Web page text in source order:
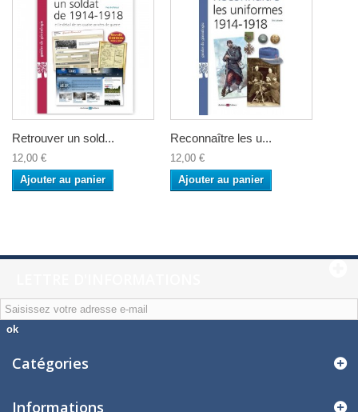
Retrouver un sold...
12,00 €
Ajouter au panier
Reconnaître les u...
12,00 €
Ajouter au panier
ok
Catégories
Informations